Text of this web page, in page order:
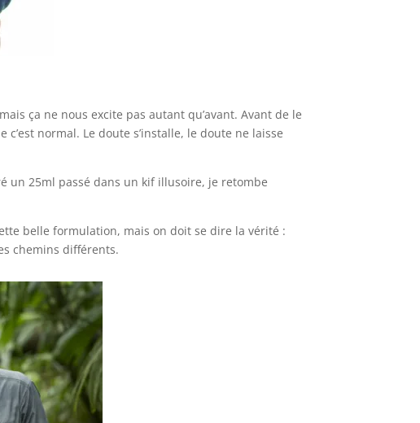
ça ne nous excite pas autant qu’avant. Avant de le
normal. Le doute s’installe, le doute ne laisse
un 25ml passé dans un kif illusoire, je retombe
belle formulation, mais on doit se dire la vérité :
chemins différents.